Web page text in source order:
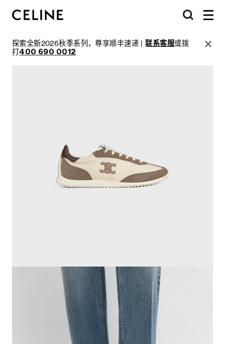
探索全新2026秋季系列，尊享顺丰速递 |联系客服或拨
打400 690 0012